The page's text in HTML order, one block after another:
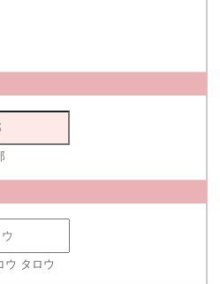
ウ タロウ